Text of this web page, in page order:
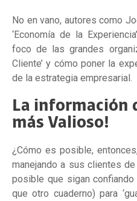
No en vano, autores como
‘Economía de la
foco de las grandes
Cliente’ y cómo poner la
de la estrategia empresarial.
La información
más Valioso!
¿Cómo es posible,
manejando a sus clientes
posible que sigan
que otro cuaderno) para